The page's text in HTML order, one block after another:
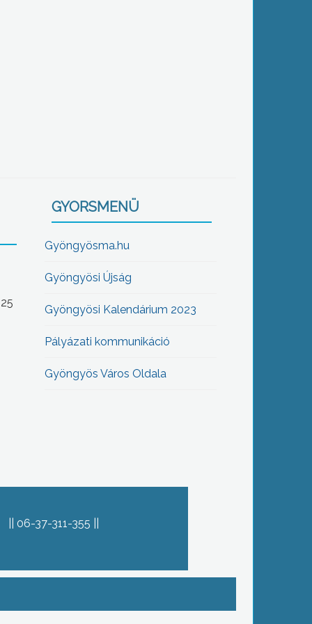
GYORSMENÜ
Gyöngyösma.hu
Gyöngyösi Újság
Gyöngyösi Kalendárium 2023
Pályázati kommunikáció
Gyöngyös Város Oldala
06-37-311-355